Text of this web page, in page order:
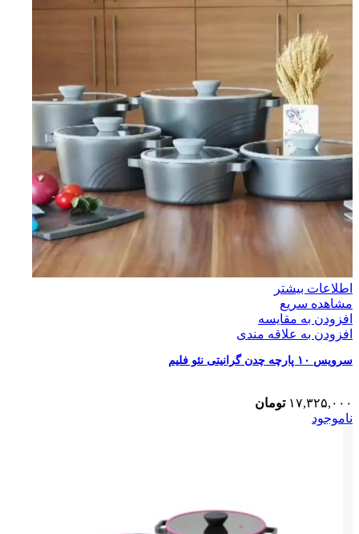
اطلاعات بیشتر
مشاهده سریع
افزودن به مقایسه
افزودن به علاقه مندی
سرویس ۱۰ پارچه چدن گرانیتی نئو فلیم
۱۷,۳۲۵,۰۰۰ تومان
ناموجود